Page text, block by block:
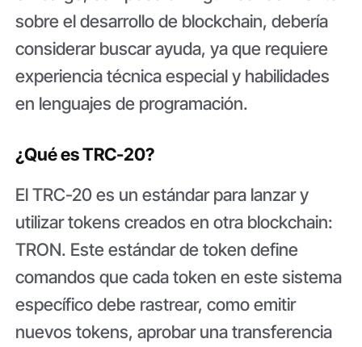
sobre el desarrollo de blockchain, debería
considerar buscar ayuda, ya que requiere
experiencia técnica especial y habilidades
en lenguajes de programación.
¿Qué es TRC-20?
El TRC-20 es un estándar para lanzar y
utilizar tokens creados en otra blockchain:
TRON. Este estándar de token define
comandos que cada token en este sistema
específico debe rastrear, como emitir
nuevos tokens, aprobar una transferencia